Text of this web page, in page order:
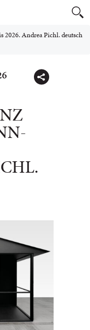
2026. Andrea Pichl. deutsch